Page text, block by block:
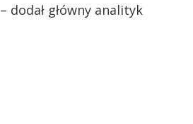
– dodał główny analityk